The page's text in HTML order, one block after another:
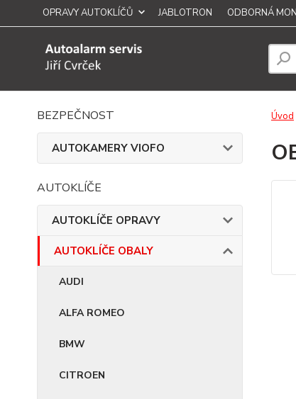
OPRAVY AUTOKLÍČŮ JABLOTRON ODBORNÁ
BEZPEČNOST
AUTOKAMERY VIOFO
AUTOKLÍČE
AUTOKLÍČE OPRAVY
AUTOKLÍČE OBALY
AUDI
ALFA ROMEO
BMW
CITROEN
Úvod